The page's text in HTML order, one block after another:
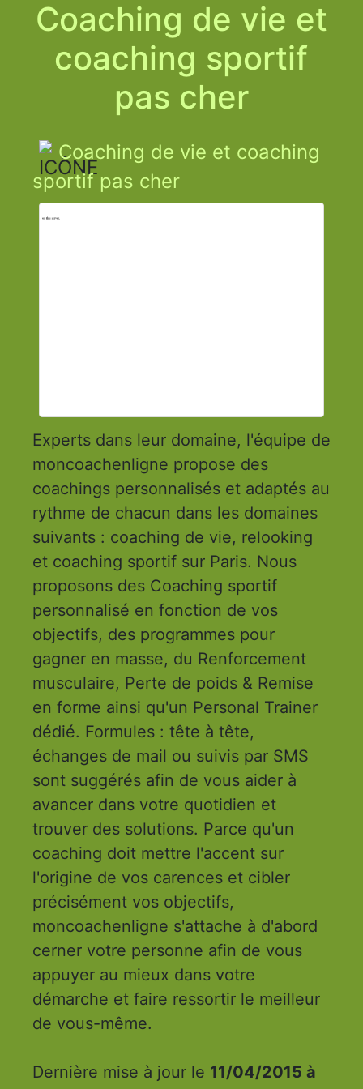
Coaching de vie et
coaching sportif
pas cher
Coaching de vie et coaching
sportif pas cher
Experts dans leur domaine, l'équipe de
moncoachenligne propose des
coachings personnalisés et adaptés au
rythme de chacun dans les domaines
suivants : coaching de vie, relooking
et coaching sportif sur Paris. Nous
proposons des Coaching sportif
personnalisé en fonction de vos
objectifs, des programmes pour
gagner en masse, du Renforcement
musculaire, Perte de poids & Remise
en forme ainsi qu'un Personal Trainer
dédié. Formules : tête à tête,
échanges de mail ou suivis par SMS
sont suggérés afin de vous aider à
avancer dans votre quotidien et
trouver des solutions. Parce qu'un
coaching doit mettre l'accent sur
l'origine de vos carences et cibler
précisément vos objectifs,
moncoachenligne s'attache à d'abord
cerner votre personne afin de vous
appuyer au mieux dans votre
démarche et faire ressortir le meilleur
de vous-même.
Dernière mise à jour le 11/04/2015 à